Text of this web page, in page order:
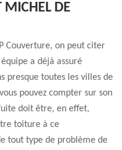
MICHEL DE
Couverture, on peut citer
a déjà assuré
presque toutes les villes de
pouvez compter sur son
doit être, en effet,
toiture à ce
tout type de problème de